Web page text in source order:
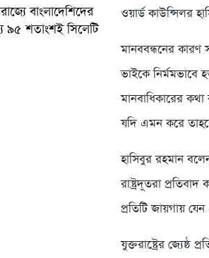
বাংলাদেশিদের
৯৫ শতাংশই সিলেটি
ওয়ার্ড কাউন্সিলর
মানববন্ধনের কারণ
ভাইকে নির্মমভাবে
মানবাধিকারের কথা
যদি এমন করে
হাসিবুর রহমান
রাষ্ট্রদূতরা
প্রতিটি জায়গায়
যুক্তরাষ্ট্রের জ্যেষ্ঠ